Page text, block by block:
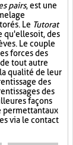
pairs, est une
Le Tutorat
qu'elle soit, des
Le couple
forces des
tout autre
qualité de leur
des
des
façons
aux
via le contact